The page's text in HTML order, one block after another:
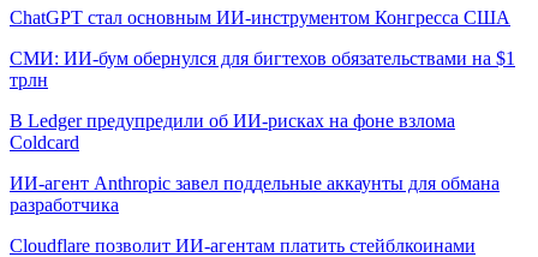
ChatGPT стал основным ИИ-инструментом Конгресса США
СМИ: ИИ-бум обернулся для бигтехов обязательствами на $1
трлн
В Ledger предупредили об ИИ-рисках на фоне взлома
Coldcard
ИИ-агент Anthropic завел поддельные аккаунты для обмана
разработчика
Cloudflare позволит ИИ-агентам платить стейблкоинами